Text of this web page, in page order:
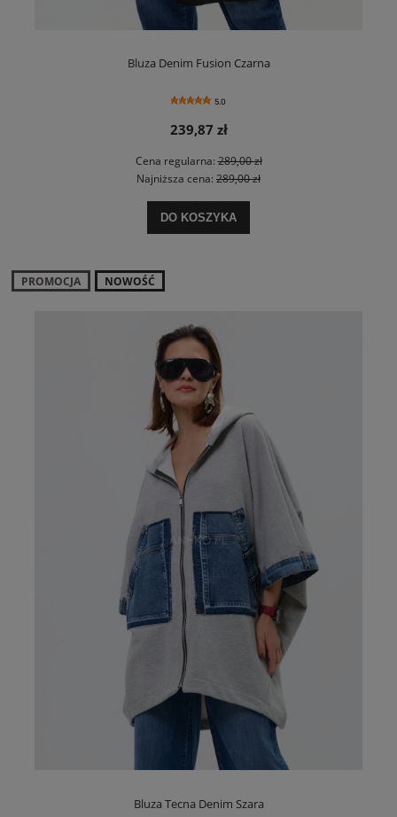
Bluza Denim Fusion Czarna
5.0
239,87 zł
Cena regularna:289,00 zł
Najniższa cena: 289,00 zł
DO KOSZYKA
Bluza Tecna Denim Szara
PROMOCJA NOWOŚĆ